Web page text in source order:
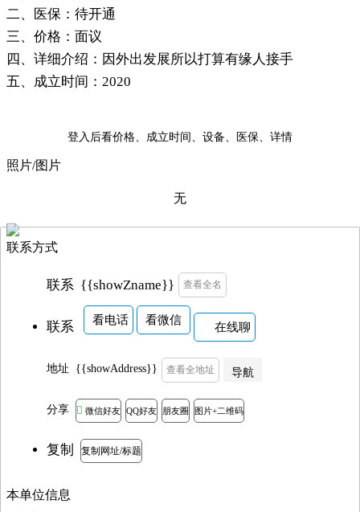
二、医保：待开通
三、价格：面议
四、详细介绍：因外出发展所以打算有缘人接手
五、成立时间：2020
登入后看价格、成立时间、设备、医保、详情
照片/图片
无
联系方式
联系 {{showZname}} 查看全名
联系 看电话 看微信
在线聊
地址 {{showAddress}} 查看全地址 导航
分享  微信好友 QQ好友 朋友圈 图片+二维码
复制 复制网址/标题
本单位信息